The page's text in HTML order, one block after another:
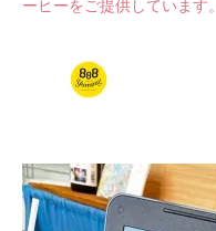
ーヒーをご提供しています。